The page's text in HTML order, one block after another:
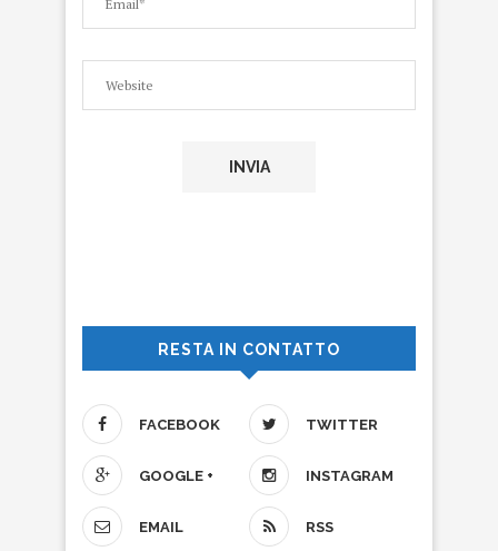
RESTA IN CONTATTO
FACEBOOK TWITTER
GOOGLE + INSTAGRAM
EMAIL RSS